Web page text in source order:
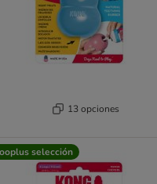
13 opciones
selección